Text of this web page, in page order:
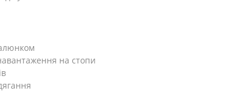
на стопи